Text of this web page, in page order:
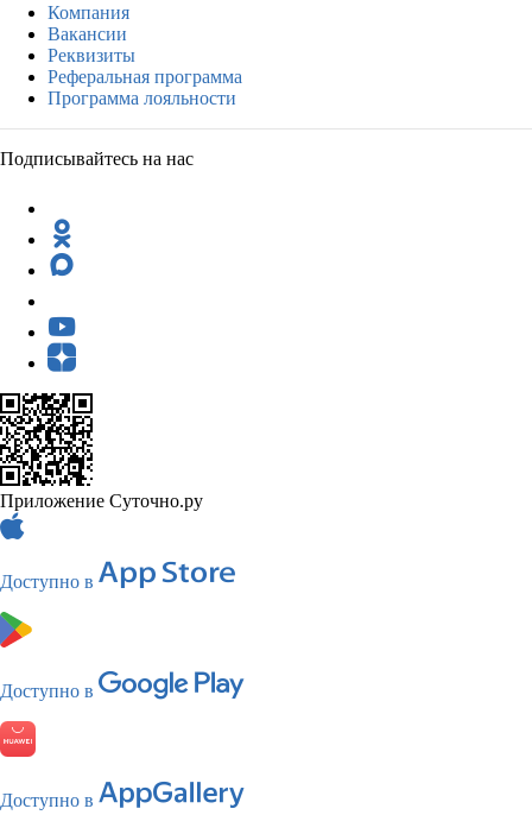
Компания
Вакансии
Реквизиты
Реферальная программа
Программа лояльности
Подписывайтесь на нас
Приложение Суточно.ру
Доступно в
Доступно в
Доступно в